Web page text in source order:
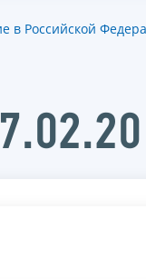
в Российской